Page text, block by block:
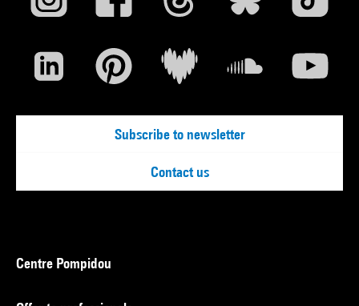
Subscribe to newsletter
Contact us
Centre Pompidou